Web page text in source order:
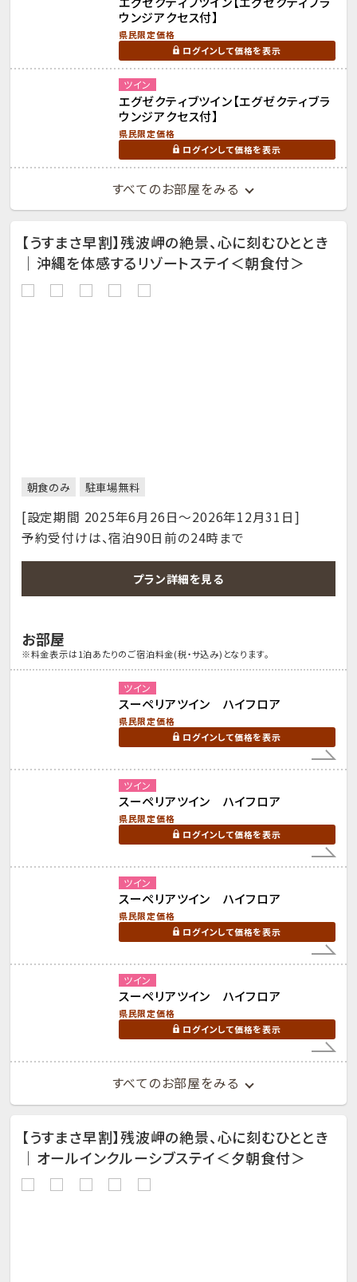
ウンジアクセス付】
県民限定価格
ログインして価格を表示
ツイン
エグゼクティブツイン【エグゼクティブラ
ウンジアクセス付】
県民限定価格
ログインして価格を表示
すべてのお部屋をみる
【うすまさ早割】残波岬の絶景、心に刻むひととき
｜沖縄を体感するリゾートステイ＜朝食付＞
朝食のみ 駐車場無料
[設定期間 2025年6月26日～2026年12月31日]
予約受付けは、宿泊90日前の24時まで
プラン詳細を見る
お部屋
※料金表示は1泊あたりのご宿泊料金(税・サ込み)となります。
ツイン
スーペリアツイン ハイフロア
県民限定価格
ログインして価格を表示
ツイン
スーペリアツイン ハイフロア
県民限定価格
ログインして価格を表示
ツイン
スーペリアツイン ハイフロア
県民限定価格
ログインして価格を表示
ツイン
スーペリアツイン ハイフロア
県民限定価格
ログインして価格を表示
すべてのお部屋をみる
【うすまさ早割】残波岬の絶景、心に刻むひととき
｜オールインクルーシブステイ＜夕朝食付＞